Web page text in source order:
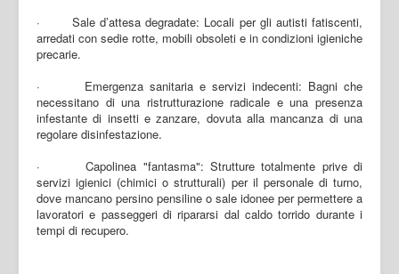
· Sale d’attesa degradate: Locali per gli autisti fatiscenti,
arredati con sedie rotte, mobili obsoleti e in condizioni igieniche
precarie.
· Emergenza sanitaria e servizi indecenti: Bagni che
necessitano di una ristrutturazione radicale e una presenza
infestante di insetti e zanzare, dovuta alla mancanza di una
regolare disinfestazione.
· Capolinea "fantasma": Strutture totalmente prive di
servizi igienici (chimici o strutturali) per il personale di turno,
dove mancano persino pensiline o sale idonee per permettere a
lavoratori e passeggeri di ripararsi dal caldo torrido durante i
tempi di recupero.